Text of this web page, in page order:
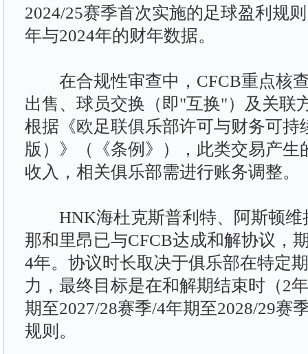
2024/25赛季首次实施的足球盈利规
年与2024年的财年数据。
在合规性审查中，CFCB重点核
出售、球员交换（即"互换"）及关联
根据《欧足联俱乐部许可与财务可持
版）》（《条例》），此类交易产生
收入，相关俱乐部需进行账务调整。
HNK海杜克斯普利特、阿斯顿维
那和里昂已与CFCB达成和解协议，
4年。协议时长取决于俱乐部在特定
力，最终目标是在和解期结束时（2
期至2027/28赛季/4年期至2028/29赛
规则。